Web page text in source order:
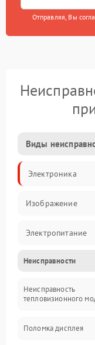
Отправляя, Вы
Виды
Электроника
Изображение
Электропитание
Измерения
Матрица
Неисправности
Неисправность
тепловизионного
Поломка дисплея